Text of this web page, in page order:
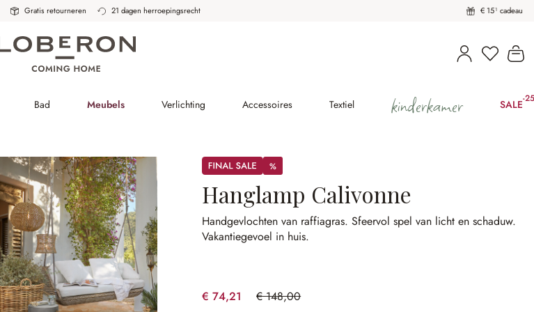
Gratis retourneren 21 dagen herroepingsrecht € 15¹ cadeau
U heeft
Bad Meubels Verlichting Accessoires Textiel kinderkamer SALE-
Sale %
%
Hanglamp Calivonne
Handgevlochten van raffiagras.Sfeervol spel van licht en schaduw.
Vakantiegevoel in huis.
€ 74,21 € 148,00
(49.86% gespart)